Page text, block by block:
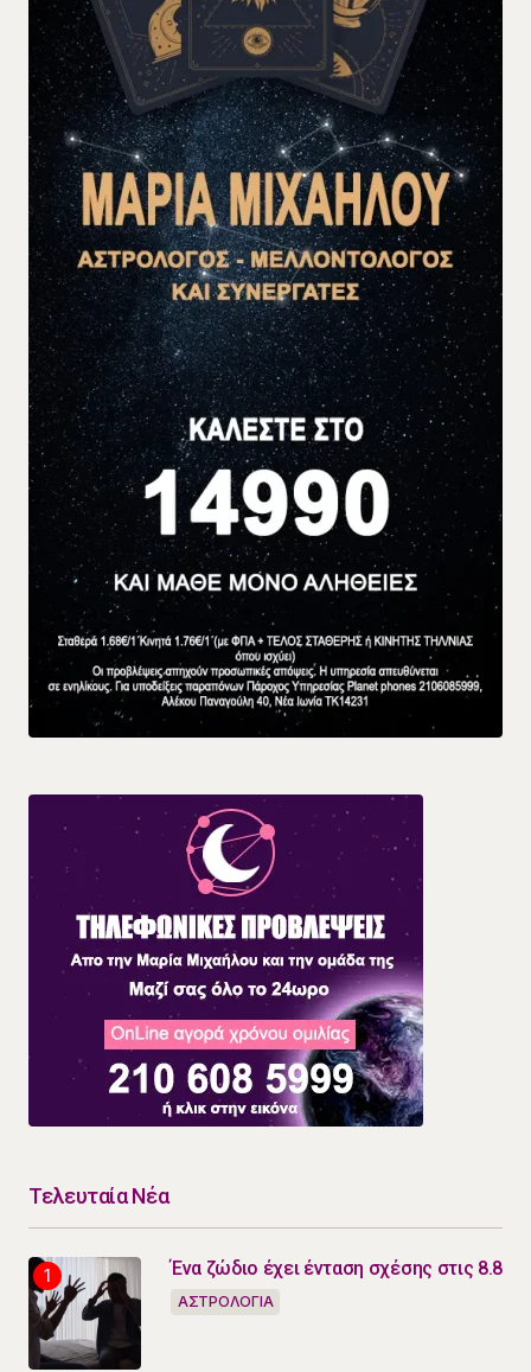
Τελευταία Νέα
Ένα ζώδιο έχει ένταση σχέσης στις 8.8
ΑΣΤΡΟΛΟΓΙΑ